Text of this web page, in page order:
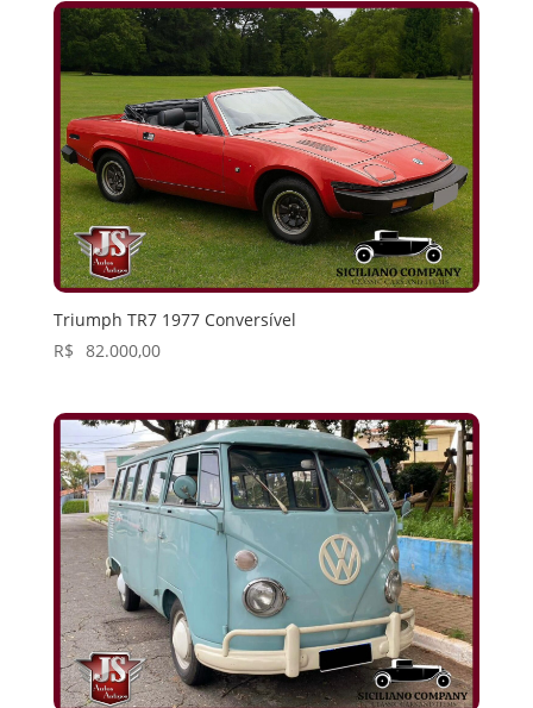
Triumph TR7 1977 Conversível
R$ 82.000,00